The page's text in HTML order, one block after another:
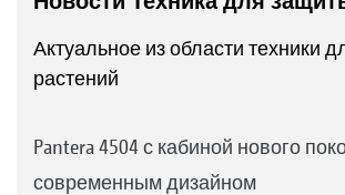
Актуальное из области техники
растений
Pantera 4504 с кабиной нового
современным дизайном